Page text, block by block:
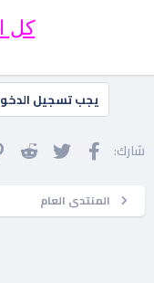
كل
يجب تسجيل
شارك: فيسبوك تويتر
المنتدى العام